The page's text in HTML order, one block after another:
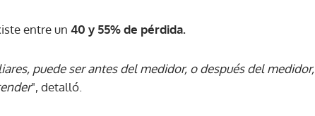
entre un 40 y 55% de pérdida.
puede ser antes del medidor, o después del medidor,
", detalló.